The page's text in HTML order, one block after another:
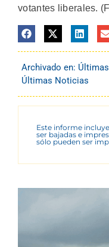
votantes liberales.
Archivado en:
Últimas Noticias
Este informe
ser bajadas e
sólo pueden ser